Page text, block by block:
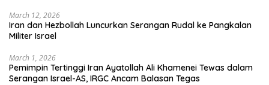
March 12, 2026
Iran dan Hezbollah Luncurkan Serangan Rudal ke Pangkalan
Militer Israel
March 1, 2026
Pemimpin Tertinggi Iran Ayatollah Ali Khamenei Tewas dalam
Serangan Israel-AS, IRGC Ancam Balasan Tegas